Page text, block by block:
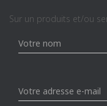
Sur un produits et/ou